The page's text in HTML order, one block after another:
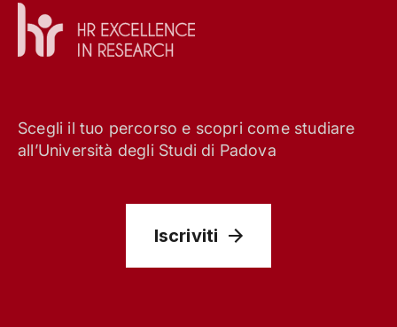
Scegli il tuo percorso e scopri come studiare
all’Università degli Studi di Padova
Iscriviti